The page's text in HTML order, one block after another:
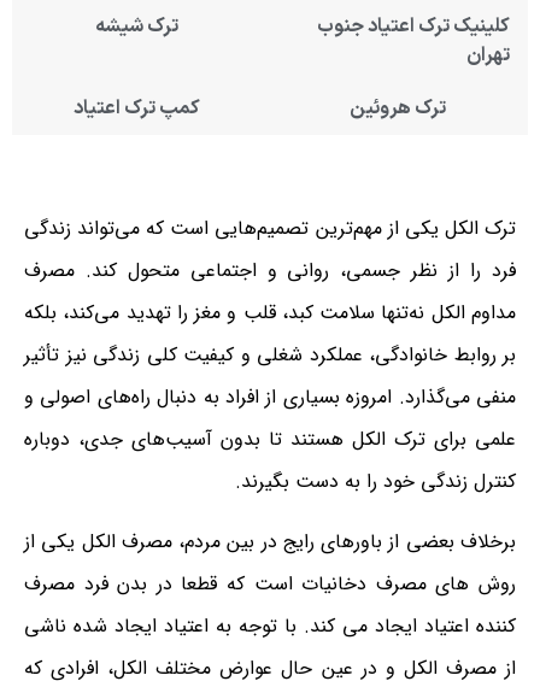
کلینیک ترک اعتیاد جنوب
تهران
ترک شیشه
ترک هروئین کمپ ترک اعتیاد
ترک الکل یکی از مهم‌ترین تصمیم‌هایی است که می‌تواند زندگی
فرد را از نظر جسمی، روانی و اجتماعی متحول کند. مصرف
مداوم الکل نه‌تنها سلامت کبد، قلب و مغز را تهدید می‌کند، بلکه
بر روابط خانوادگی، عملکرد شغلی و کیفیت کلی زندگی نیز تأثیر
منفی می‌گذارد. امروزه بسیاری از افراد به دنبال راه‌های اصولی و
علمی برای ترک الکل هستند تا بدون آسیب‌های جدی، دوباره
کنترل زندگی خود را به دست بگیرند.
برخلاف بعضی از باورهای رایج در بین مردم، مصرف الکل یکی از
روش های مصرف دخانیات است که قطعا در بدن فرد مصرف
کننده اعتیاد ایجاد می کند. با توجه به اعتیاد ایجاد شده ناشی
از مصرف الکل و در عین حال عوارض مختلف الکل، افرادی که